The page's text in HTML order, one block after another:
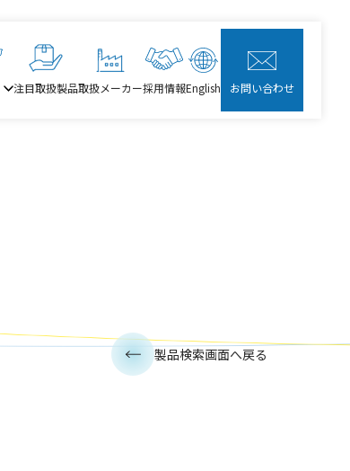
注目取扱製品取扱メーカー採用情報English お問い合わせ
製品検索画面へ戻る